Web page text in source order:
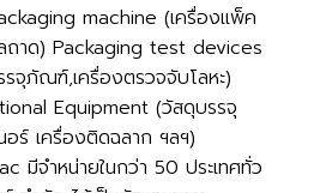
machine (เครื่องแพ็ค
ถาด) Packaging test devices
จุภัณฑ์,เครื่องตรวจจับโลหะ)
Equipment (วัสดุบรรจุ
ร์ เครื่องติดฉลาก ฯลฯ)
มีจำหน่ายในกว่า 50 ประเทศทั่ว